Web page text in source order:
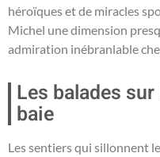
héroïques et de miracles
Michel une dimension
admiration inébranlable
Les balades
baie
Les sentiers qui sillonnent